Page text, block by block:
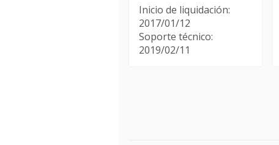
Inicio de liquidación:
2017/01/12
Soporte técnico:
2019/02/11